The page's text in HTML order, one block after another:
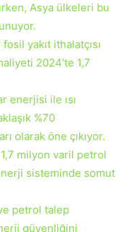
Asya ülkeleri bu
yakıt ithalatçısı
2024’te 1,7
enerjisi ile ısı
%70
olarak öne çıkıyor.
milyon varil petrol
sisteminde somut
petrol talep
güvenliğini